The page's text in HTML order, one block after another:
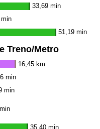
33,69 min
51,19 min
Treno/Metro
16,45 km
min
min
35,40 min